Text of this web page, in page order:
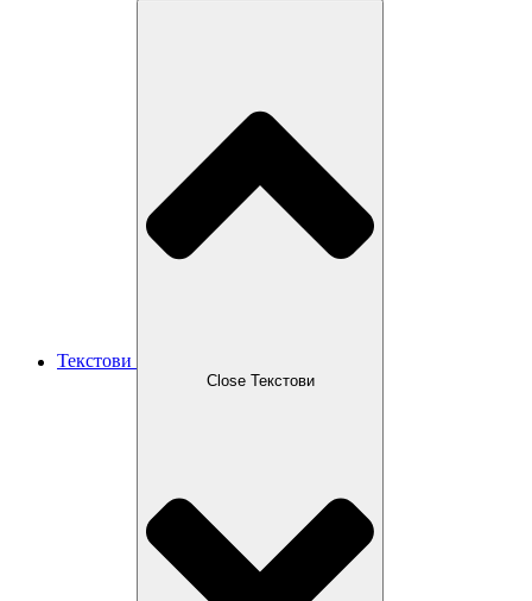
Текстови
Close Текстови